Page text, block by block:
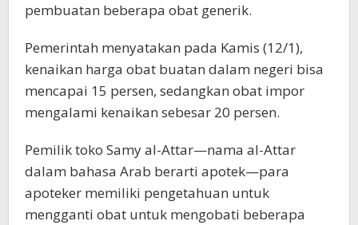
pembuatan beberapa obat generik.
Pemerintah menyatakan pada Kamis (12/1),
kenaikan harga obat buatan dalam negeri bisa
mencapai 15 persen, sedangkan obat impor
mengalami kenaikan sebesar 20 persen.
Pemilik toko Samy al-Attar—nama al-Attar
dalam bahasa Arab berarti apotek—para
apoteker memiliki pengetahuan untuk
mengganti obat untuk mengobati beberapa